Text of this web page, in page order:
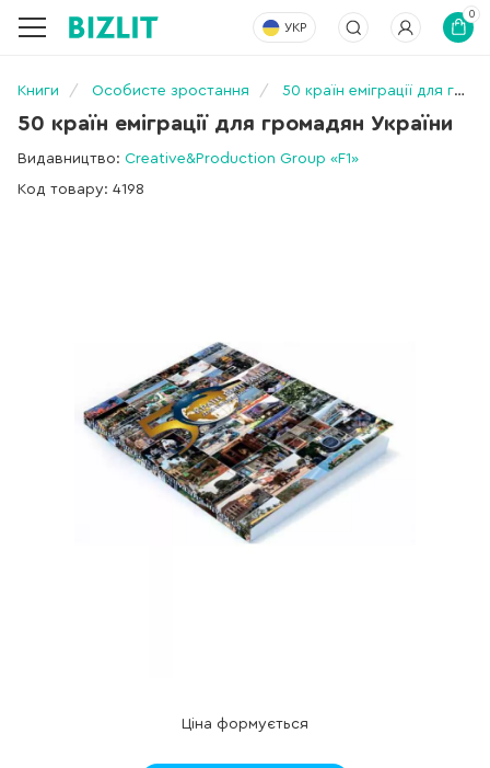
УКР
0
Книги Особисте зростання 50 країн еміграції для громадян України
50 країн еміграції для громадян України
Видавництво: Creative&Production Group «F1»
Код товару: 4198
Ціна формується